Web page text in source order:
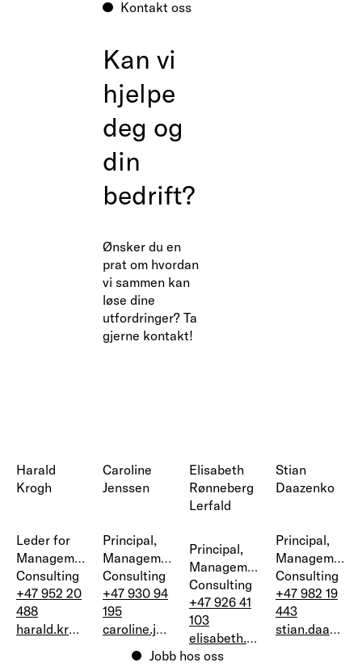
Kontakt oss
Kan vi
hjelpe
deg og
din
bedrift?
Ønsker du en
prat om hvordan
vi sammen kan
løse dine
utfordringer? Ta
gjerne kontakt!
Harald
Krogh
Leder for
Management
Consulting
+47 952 20
488‬
harald.krogh@bekk.no
Caroline
Jenssen
Principal,
Management
Consulting
+47 930 94
195
caroline.jenssen@bekk.no
Elisabeth
Rønneberg
Lerfald
Principal,
Management
Consulting
+47 926 41
103
elisabeth.lerfald@bekk.no
Stian
Daazenko
Principal,
Management
Consulting
+47 982 19
443
stian.daazenko@bekk.no
Jobb hos oss